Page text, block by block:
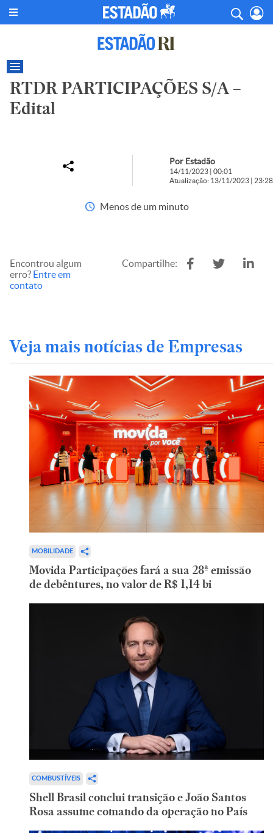
RTDR PARTICIPAÇÕES S/A –
Edital
Por Estadão
14/11/2023 | 00:01
Atualização: 13/11/2023 | 23:28
Menos de um minuto
Encontrou algum
erro? Entre em
contato
Compartilhe:
Veja mais notícias de Empresas
MOBILIDADE
Movida Participações fará a sua 28ª emissão
de debêntures, no valor de R$ 1,14 bi
COMBUSTÍVEIS
Shell Brasil conclui transição e João Santos
Rosa assume comando da operação no País